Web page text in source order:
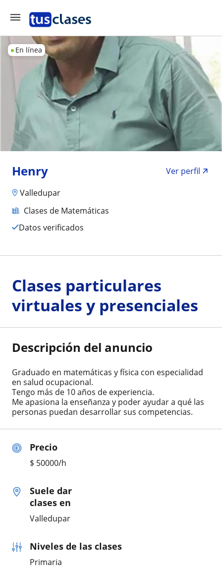
En línea
Henry
Ver perfil
Valledupar
Clases de Matemáticas
Datos verificados
Precio
$ 50000/h
Suele dar
clases en
Valledupar
Niveles de las clases
Primaria
Clases particulares
virtuales y presenciales
Descripción del anuncio
Graduado en matemáticas y física con especialidad
en salud ocupacional.
Tengo más de 10 años de experiencia.
Me apasiona la enseñanza y poder ayudar a qué las
personas puedan desarrollar sus competencias.